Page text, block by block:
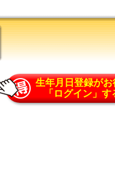
生年月日登録がお
「ログイン」